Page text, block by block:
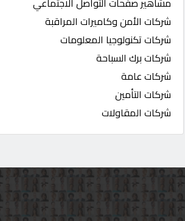
شركات الأمن وكاميرات المراقبة
شركات تكنولوجيا المعلومات
شركات برك السباحة
شركات عامة
شركات التأمين
شركات المقاولات